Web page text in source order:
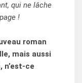
qui ne lâche
!
roman
mais aussi
n’est-ce